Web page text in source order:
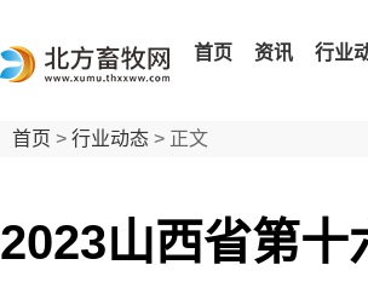
首页 资讯 行业
首页 > 行业动态 > 正文
2023山西省第十